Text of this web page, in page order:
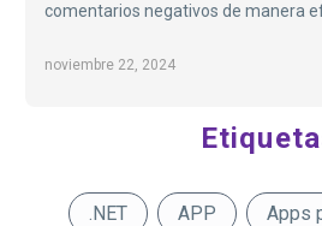
noviembre 22, 2024
comentarios negativos de manera
marca. Si bien puede ser
importante verlas como
comentarios de manera
.NET APP Apps